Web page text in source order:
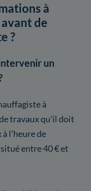
à
de
?
un
à
travaux qu'il doit
à l'heure de
entre 40 € et